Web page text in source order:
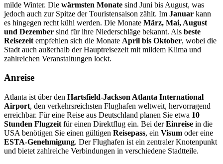
milde Winter. Die wärmsten Monate sind Juni bis August, was
jedoch auch zur Spitze der Touristensaison zählt. Im Januar kann
es hingegen recht kühl werden. Die Monate März, Mai, August
und Dezember sind für ihre Niederschläge bekannt. Als beste
Reisezeit empfehlen sich die Monate April bis Oktober, wobei die
Stadt auch außerhalb der Hauptreisezeit mit mildem Klima und
zahlreichen Veranstaltungen lockt.
Anreise
Atlanta ist über den Hartsfield-Jackson Atlanta International
Airport, den verkehrsreichsten Flughafen weltweit, hervorragend
erreichbar. Für eine Reise aus Deutschland planen Sie etwa 10
Stunden Flugzeit für einen Direktflug ein. Bei derEinreise in die
USA benötigen Sie einen gültigen Reisepass, ein Visum oder eine
ESTA-Genehmigung. Der Flughafen ist ein zentraler Knotenpunkt
und bietet zahlreiche Verbindungen in verschiedene Stadtteile.